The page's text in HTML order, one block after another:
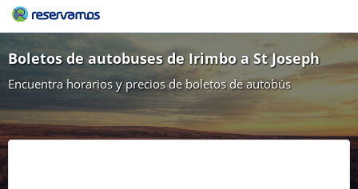
Boletos de autobuses de Irimbo a St Joseph
Encuentra horarios y precios de boletos de autobús